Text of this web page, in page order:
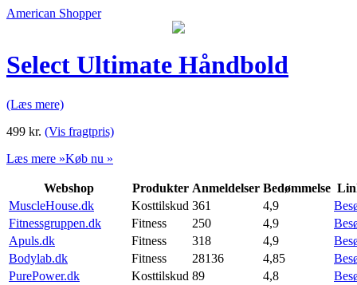
American Shopper
Select Ultimate Håndbold
(Læs mere)
499 kr. (Vis fragtpris)
Læs mere »Køb nu »
Webshop Produkter Anmeldelser Bedømmelse
MuscleHouse.dk
Kosttilskud 361 4,9
Fitnessgruppen.dk
Fitness 250 4,9
Apuls.dk
Fitness 318 4,9
Bodylab.dk
Fitness 28136 4,85
PurePower.dk
Kosttilskud 89 4,8